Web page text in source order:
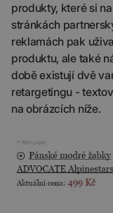
produkty, které si
stránkách
reklamách pak
produktu, ale také
době existují dvě
retargetingu -
na obrázcích níže.